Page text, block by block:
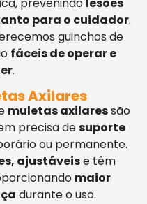
para o cuidador.
guinchos de
fáceis de operar e
.
Axilares
muletas axilaressão
precisa desuporte
ou permanente.
ajustáveise têm
maior
durante o uso.